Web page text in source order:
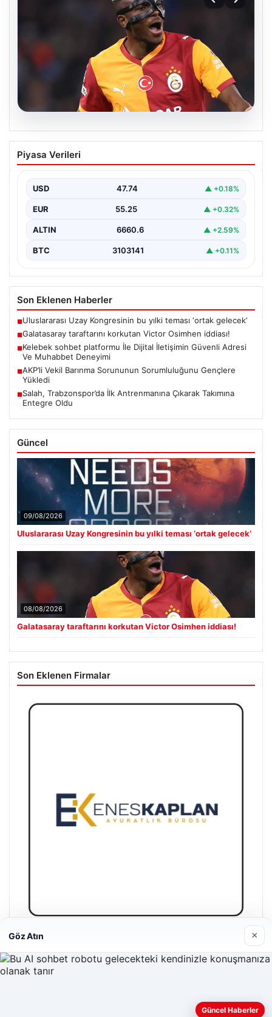
08.08.2026
Galatasaray taraftarını korkutan Victor
Osimhen iddiası!
Piyasa Verileri
USD 47.74 ▲ +0.18%
EUR 55.25 ▲ +0.32%
ALTIN 6660.6 ▲ +2.59%
BTC 3103141 ▲ +0.11%
Son Eklenen Haberler
■Uluslararası Uzay Kongresinin bu yılki teması ‘ortak gelecek’
■Galatasaray taraftarını korkutan Victor Osimhen iddiası!
■Kelebek sohbet platformu İle Dijital İletişimin Güvenli Adresi
Ve Muhabbet Deneyimi
■AKP’li Vekil Barınma Sorununun Sorumluluğunu Gençlere
Yükledi
■Salah, Trabzonspor’da İlk Antrenmanına Çıkarak Takımına
Entegre Oldu
Güncel
09/08/2026
Uluslararası Uzay Kongresinin bu yılki teması ‘ortak gelecek’
08/08/2026
Galatasaray taraftarını korkutan Victor Osimhen iddiası!
Son Eklenen Firmalar
Enes Kaplan Avukatlık Bürosu
28/04/2026
Göz Atın ×
Güncel Haberler